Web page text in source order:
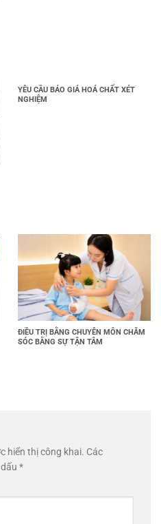
YÊU CẦU BÁO GIÁ HOÁ CHẤT XÉT
NGHIỆM
ĐIỀU TRỊ BẰNG CHUYÊN MÔN CHĂM
SÓC BẰNG SỰ TẬN TÂM
hiển thị công khai. Các
*